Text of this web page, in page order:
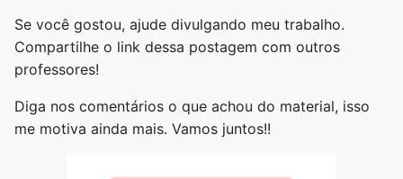
Se você gostou, ajude divulgando meu trabalho.
Compartilhe o link dessa postagem com outros
professores!
Diga nos comentários o que achou do material, isso
me motiva ainda mais. Vamos juntos!!